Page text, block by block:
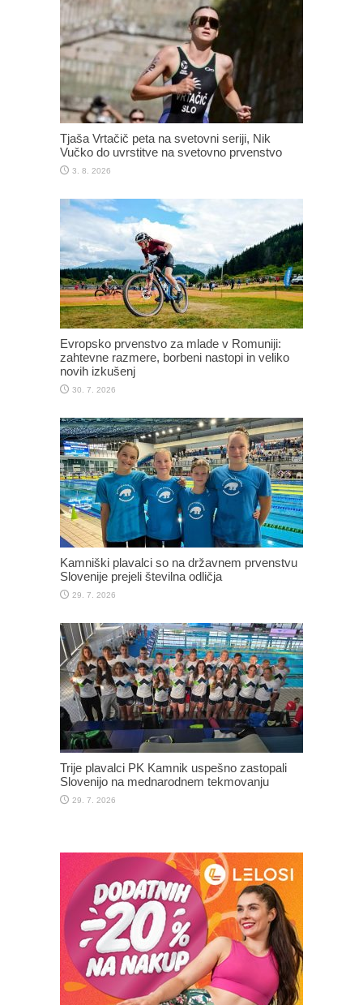
Tjaša Vrtačič peta na svetovni seriji, Nik
Vučko do uvrstitve na svetovno prvenstvo
3. 8. 2026
Evropsko prvenstvo za mlade v Romuniji:
zahtevne razmere, borbeni nastopi in veliko
novih izkušenj
30. 7. 2026
Kamniški plavalci so na državnem prvenstvu
Slovenije prejeli številna odličja
29. 7. 2026
Trije plavalci PK Kamnik uspešno zastopali
Slovenijo na mednarodnem tekmovanju
29. 7. 2026